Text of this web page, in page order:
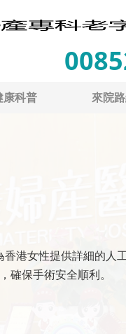
康科普 來院
港女性提供詳細的人
保手術安全順利。